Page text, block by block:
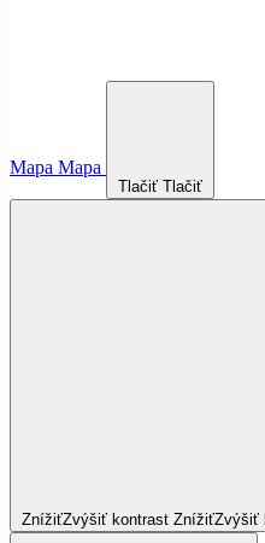
Mapa Mapa
Tlačiť Tlačiť
ZnížiťZvýšiť kontrast ZnížiťZvýšiť